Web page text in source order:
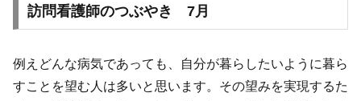
訪問看護師のつぶやき 7月
例えどんな病気であっても、自分が暮らしたいように暮ら
すことを望む人は多いと思います。その望みを実現するた